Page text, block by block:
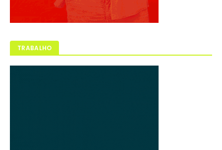
TRABALHO